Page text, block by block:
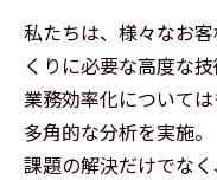
私たちは、様々なお
くりに必要な高度な
業務効率化について
多角的な分析を実施。
課題の解決だけでな